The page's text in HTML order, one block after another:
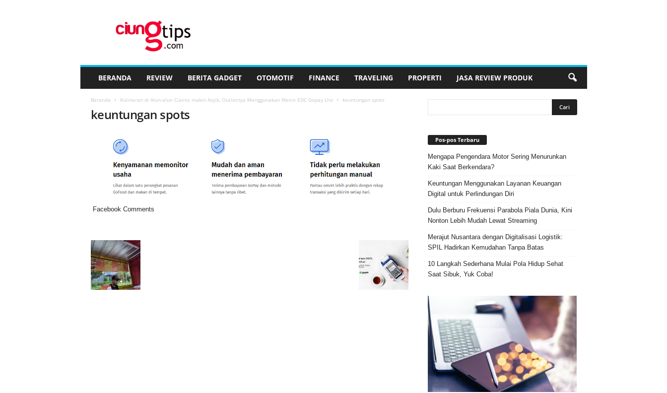
BERANDA REVIEW BERITA GADGET OTOMOTIF FINANCE TRAVELING PROPERTI JASA REVIEW PRODUK
Beranda Kulineran di Alun-alun Ciamis makin Asyik, Outletnya Menggunakan Mesin EDC Gopay Lho keuntungan spots
keuntungan spots
Facebook Comments
Pos-pos Terbaru
Mengapa Pengendara Motor Sering Menurunkan
Kaki Saat Berkendara?
Keuntungan Menggunakan Layanan Keuangan
Digital untuk Perlindungan Diri
Dulu Berburu Frekuensi Parabola Piala Dunia, Kini
Nonton Lebih Mudah Lewat Streaming
Merajut Nusantara dengan Digitalisasi Logistik:
SPIL Hadirkan Kemudahan Tanpa Batas
10 Langkah Sederhana Mulai Pola Hidup Sehat
Saat Sibuk, Yuk Coba!